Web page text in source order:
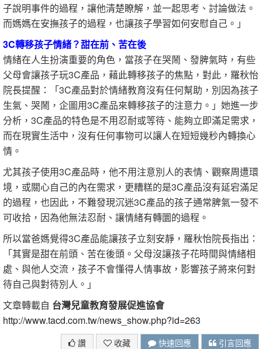
子說明事件的過程，讓他清楚瞭解，並一起思考、討論做法。
而媽媽在安撫孩子的過程，也讓孩子學習如何安慰自己。」
3C轉移孩子情緒？甜在前、苦在後
情緒在人生扮演重要的角色，當孩子在哭鬧、發脾氣時，有些
父母會讓孩子玩3C產品，藉此轉移孩子的焦點，對此，羅秋怡
院長提醒：「3C產品對於情緒教育沒有任何幫助，別因為孩子
生氣、哭鬧，企圖用3C產品來轉移孩子的注意力。」她進一步
分析，3C產品的特色是不用忍耐或等待、能夠立即滿足需求，
而在現實生活中，沒有任何事物可以讓人在短短幾秒內轉換心
情。
尤其孩子使用3C產品時，他不用注意別人的表情、觀察周遭環
境，或關心自己的內在需求，更糟糕的是3C產品沒有延宕滿足
的過程，也因此，不難發現沉迷3C產品的孩子通常脾氣一發不
可收拾，因為他無法忍耐、讓情緒有轉圜的過程。
所以當爸媽覺得3C產品能讓孩子立刻安靜，羅秋怡院長指出：
「其實是甜在前頭、苦在後頭。父母沒讓孩子花時間與情緒相
處、與他人交流，孩子不會懂得人情事故，影響孩子將來何對
待自己與對待別人。」
文章轉載自 台灣兒童教育發展促進協會
http://www.tacd.com.tw/news_show.php?id=263
讚 收藏 快速回應 引言回應